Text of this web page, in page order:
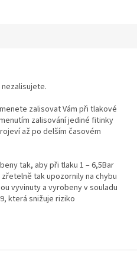
zalisovat Vám při tlakové
zalisování jediné fitinky
až po delším časovém
tak, aby při tlaku 1 – 6,5Bar
tak upozornily na chybu
vyvinuty a vyrobeny v souladu
která snižuje riziko